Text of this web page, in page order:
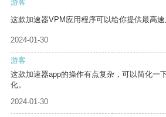
游客
这款加速器VPM应用程序可以给你提供最高速
2024-01-30
游客
这款加速器app的操作有点复杂，可以简化一
化。
2024-01-30